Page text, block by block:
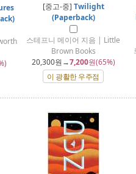
[중고-중] Twilight
(Paperback)
스테프니 메이어 지음 | Little
Brown Books
20,300원→7,200원(65%)
이 광활한 우주점